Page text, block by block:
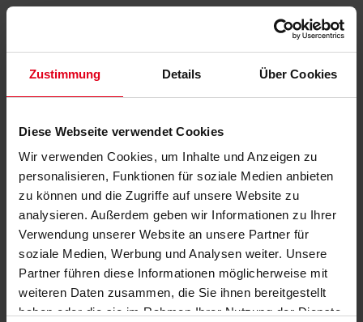
Zustimmung Details Über Cookies
Diese Webseite verwendet Cookies
Wir verwenden Cookies, um Inhalte und Anzeigen zu
personalisieren, Funktionen für soziale Medien anbieten
zu können und die Zugriffe auf unsere Website zu
analysieren. Außerdem geben wir Informationen zu Ihrer
Verwendung unserer Website an unsere Partner für
soziale Medien, Werbung und Analysen weiter. Unsere
Partner führen diese Informationen möglicherweise mit
weiteren Daten zusammen, die Sie ihnen bereitgestellt
haben oder die sie im Rahmen Ihrer Nutzung der Dienste